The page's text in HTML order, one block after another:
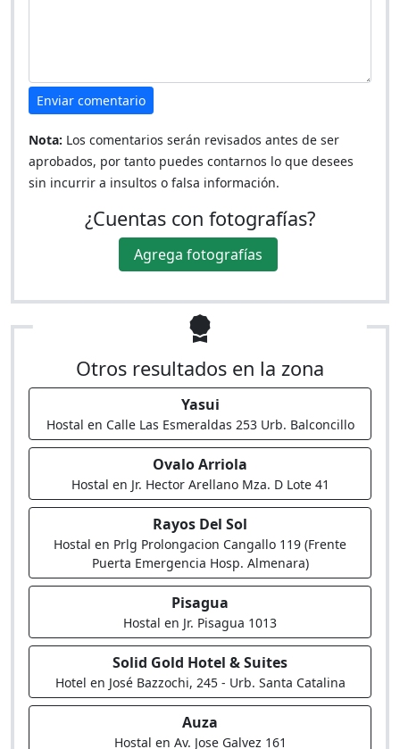
Enviar comentario
Nota: Los comentarios serán revisados antes de ser
aprobados, por tanto puedes contarnos lo que desees
sin incurrir a insultos o falsa información.
¿Cuentas con fotografías?
Agrega fotografías
Otros resultados en la zona
Yasui
Hostal en Calle Las Esmeraldas 253 Urb. Balconcillo
Ovalo Arriola
Hostal en Jr. Hector Arellano Mza. D Lote 41
Rayos Del Sol
Hostal en Prlg Prolongacion Cangallo 119 (Frente
Puerta Emergencia Hosp. Almenara)
Pisagua
Hostal en Jr. Pisagua 1013
Solid Gold Hotel & Suites
Hotel en José Bazzochi, 245 - Urb. Santa Catalina
Auza
Hostal en Av. Jose Galvez 161